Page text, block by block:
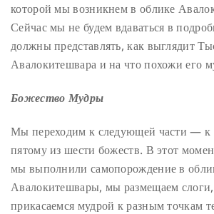
которой мы возникнем в облике
Сейчас мы не будем вдаваться в
должны представлять, как выглядит
Авалокитешвара и на что похожи его
Божество Мудры
Мы переходим к следующей части — к
пятому из шести божеств. В этот
мы выполнили самопорождение в
Авалокитешвары, мы размещаем слоги,
прикасаемся мудрой к разным точкам